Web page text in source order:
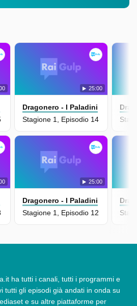
25:00
Dragonero - I Paladini
Stagione 1, Episodio 14
25:00
Dragonero - I Paladini
Stagione 1, Episodio 12
ha tutti i canali, tutti i programmi e
tutti gli episodi già andati in onda su
e su altre piattaforme per